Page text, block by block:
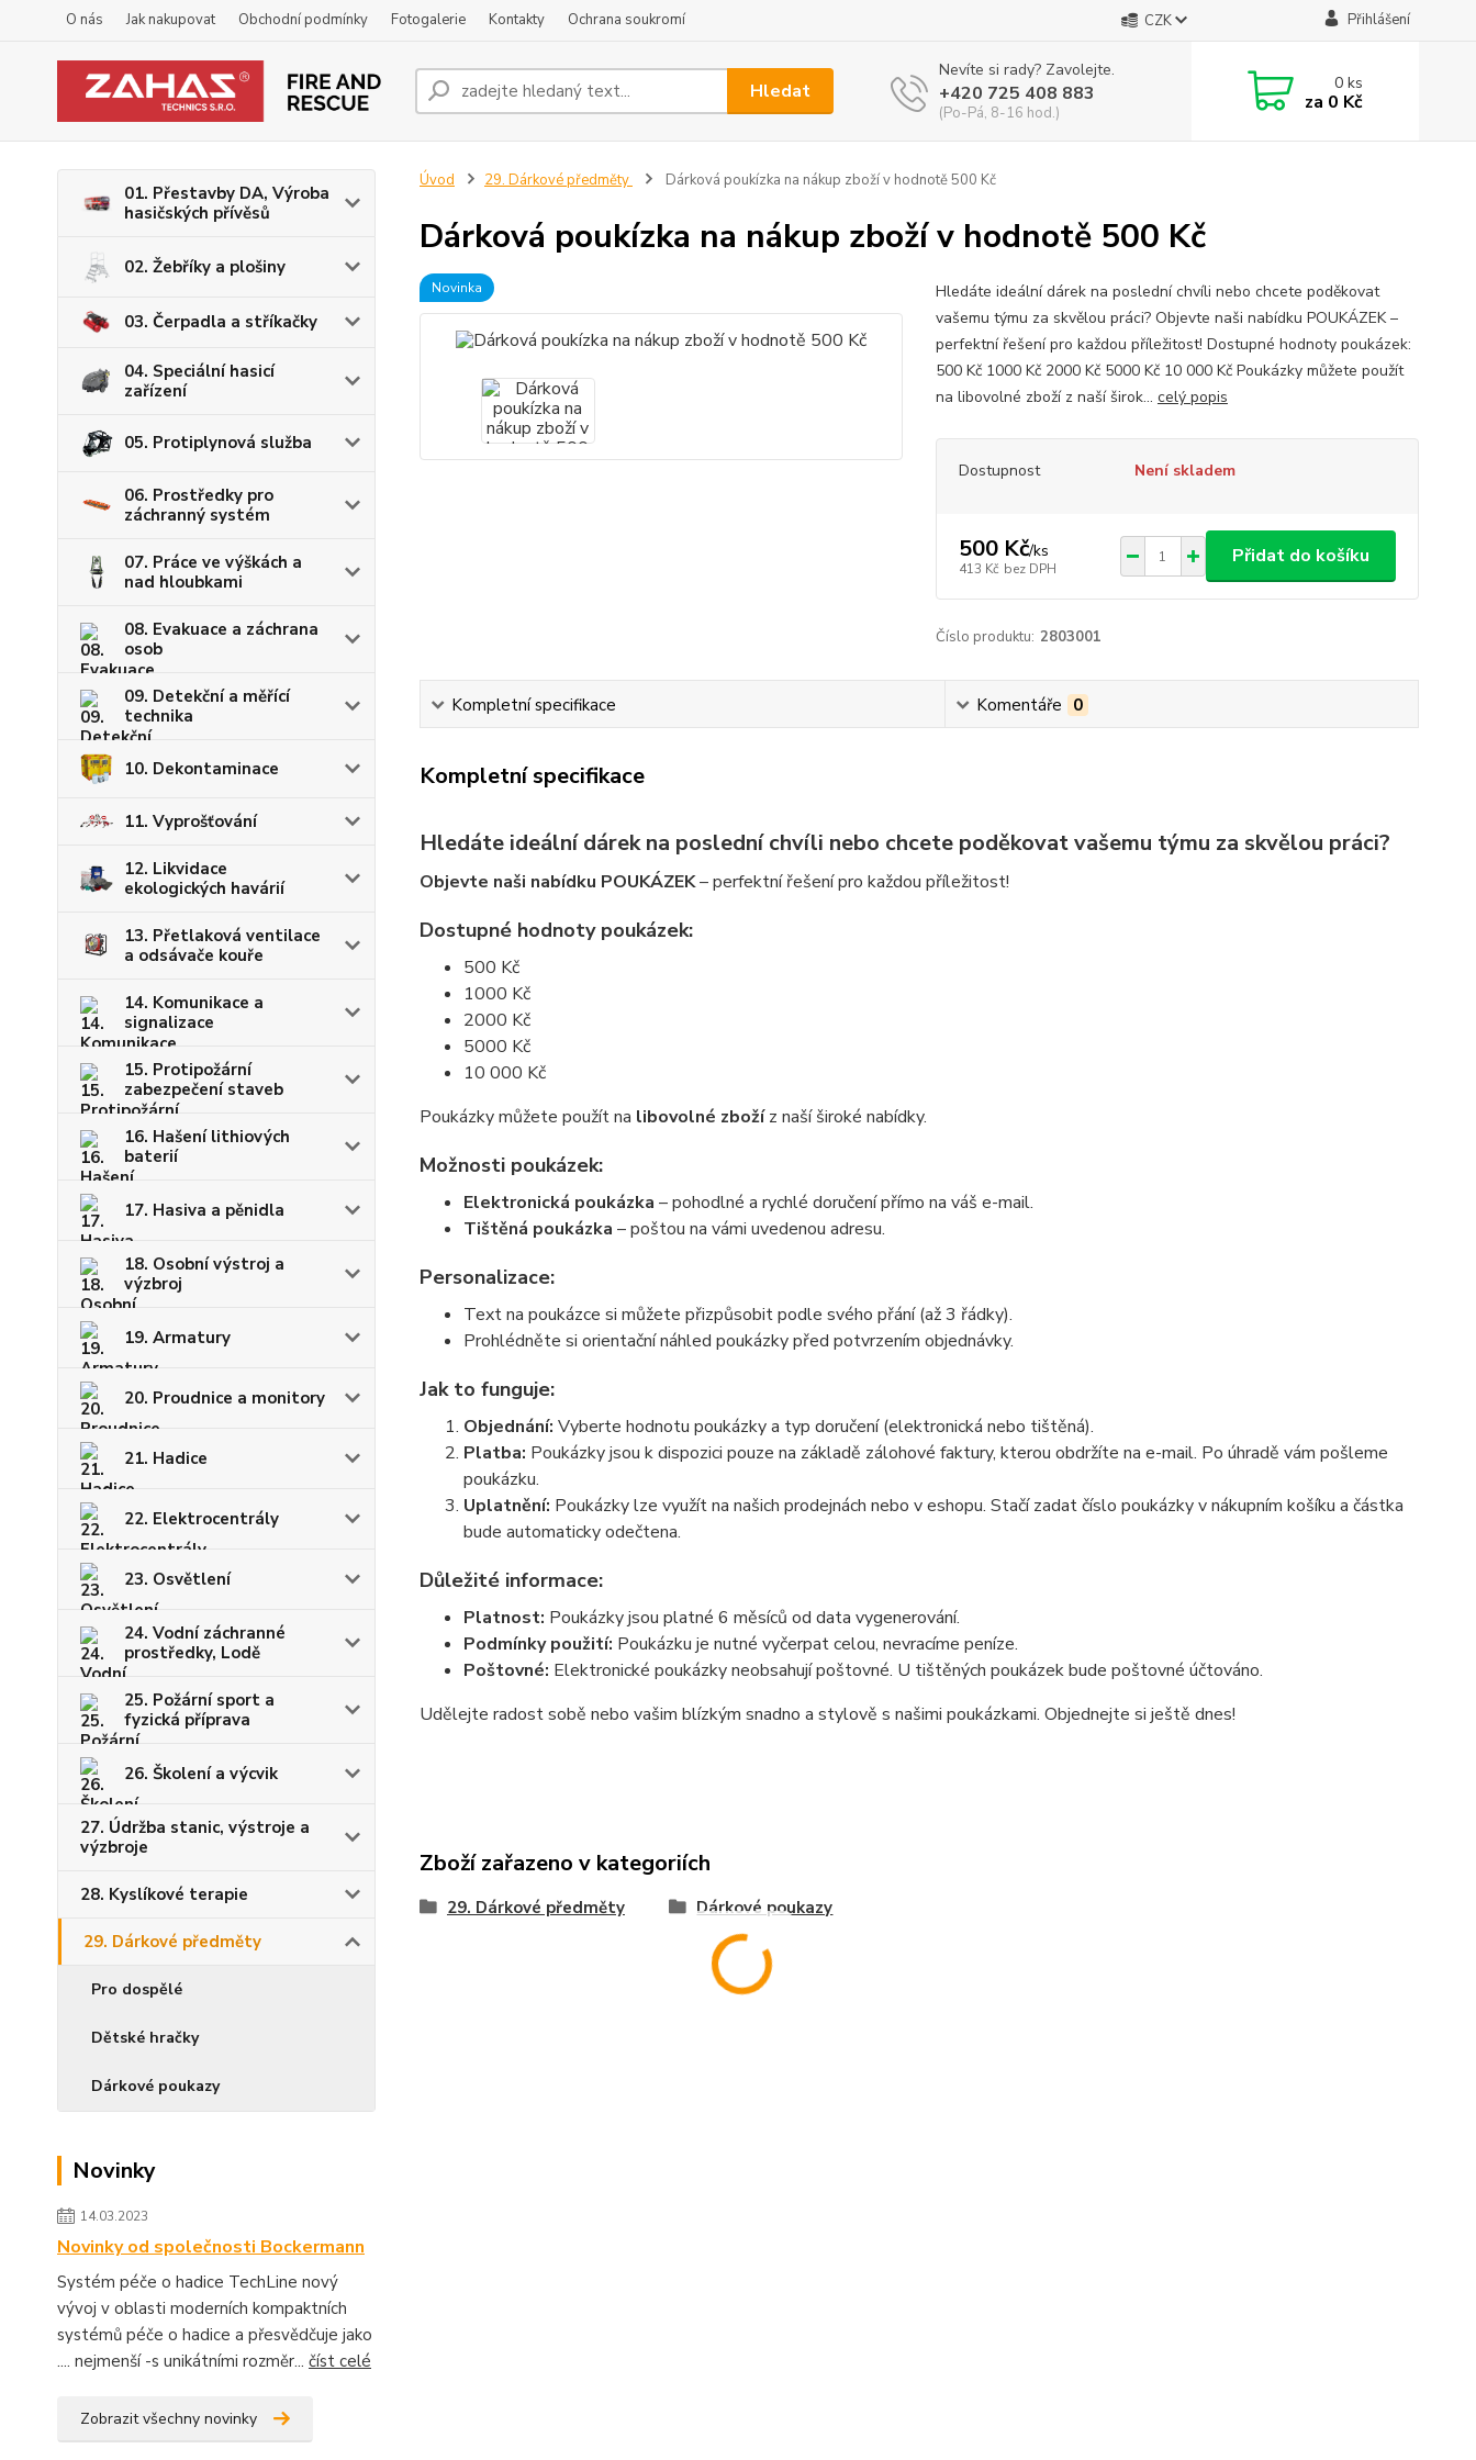
O nás Jak nakupovat Obchodní podmínky Fotogalerie Kontakty Ochrana soukromí CZK Přihlášení
Hledat
Nevíte si rady? Zavolejte.
+420 725 408 883
(Po-Pá, 8-16 hod.)
0ks
za 0 Kč
01. Přestavby DA, Výroba
hasičských přívěsů
02. Žebříky a plošiny
03. Čerpadla a stříkačky
04. Speciální hasicí
zařízení
05. Protiplynová služba
06. Prostředky pro
záchranný systém
07. Práce ve výškách a
nad hloubkami
08. Evakuace a záchrana
osob
09. Detekční a měřící
technika
10. Dekontaminace
11. Vyprošťování
12. Likvidace
ekologických havárií
13. Přetlaková ventilace
a odsávače kouře
14. Komunikace a
signalizace
15. Protipožární
zabezpečení staveb
16. Hašení lithiových
baterií
17. Hasiva a pěnidla
18. Osobní výstroj a
výzbroj
19. Armatury
20. Proudnice a monitory
21. Hadice
22. Elektrocentrály
23. Osvětlení
24. Vodní záchranné
prostředky, Lodě
25. Požární sport a
fyzická příprava
26. Školení a výcvik
27. Údržba stanic, výstroje a
výzbroje
28. Kyslíkové terapie
29. Dárkové předměty
Pro dospělé
Dětské hračky
Dárkové poukazy
Novinky
14.03.2023
Novinky od společnosti Bockermann
Systém péče o hadice TechLine nový
vývoj v oblasti moderních kompaktních
systémů péče o hadice a přesvědčuje jako
.... nejmenší -s unikátními rozměr... číst celé
Zobrazit všechny novinky
Úvod 29. Dárkové předměty Dárková poukízka na nákup zboží v hodnotě 500 Kč
Dárková poukízka na nákup zboží v hodnotě 500 Kč
Novinka
Hledáte ideální dárek na poslední chvíli nebo chcete poděkovat
vašemu týmu za skvělou práci? Objevte naši nabídku POUKÁZEK –
perfektní řešení pro každou příležitost! Dostupné hodnoty poukázek:
500 Kč 1000 Kč 2000 Kč 5000 Kč 10 000 Kč Poukázky můžete použít
na libovolné zboží z naší širok... celý popis
Dostupnost Není skladem
500 Kč/ks
413 Kč bez DPH
Přidat do košíku
Číslo produktu: 2803001
Kompletní specifikace Komentáře 0
Kompletní specifikace
Hledáte ideální dárek na poslední chvíli nebo chcete poděkovat vašemu týmu za skvělou práci?
Objevte naši nabídku POUKÁZEK– perfektní řešení pro každou příležitost!
Dostupné hodnoty poukázek:
500 Kč
1000 Kč
2000 Kč
5000 Kč
10 000 Kč
Poukázky můžete použít na libovolné zbožíz naší široké nabídky.
Možnosti poukázek:
Elektronická poukázka – pohodlné a rychlé doručení přímo na váš e-mail.
Tištěná poukázka – poštou na vámi uvedenou adresu.
Personalizace:
Text na poukázce si můžete přizpůsobit podle svého přání (až 3 řádky).
Prohlédněte si orientační náhled poukázky před potvrzením objednávky.
Jak to funguje:
Objednání: Vyberte hodnotu poukázky a typ doručení (elektronická nebo tištěná).
Platba: Poukázky jsou k dispozici pouze na základě zálohové faktury, kterou obdržíte na e-mail. Po úhradě vám pošleme
poukázku.
Uplatnění: Poukázky lze využít na našich prodejnách nebo v eshopu. Stačí zadat číslo poukázky v nákupním košíku a částka
bude automaticky odečtena.
Důležité informace:
Platnost: Poukázky jsou platné 6 měsíců od data vygenerování.
Podmínky použití: Poukázku je nutné vyčerpat celou, nevracíme peníze.
Poštovné: Elektronické poukázky neobsahují poštovné. U tištěných poukázek bude poštovné účtováno.
Udělejte radost sobě nebo vašim blízkým snadno a stylově s našimi poukázkami. Objednejte si ještě dnes!
Zboží zařazeno v kategoriích
29. Dárkové předměty Dárkové poukazy